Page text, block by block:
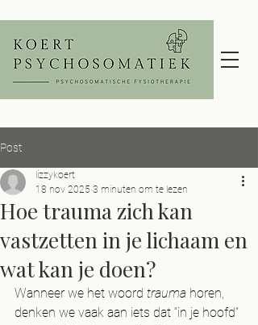
Post
Hoe trauma zich kan
vastzetten in je lichaam en
wat kan je doen?
lizzykoert
18 nov 2025 3 minuten om te lezen
Wanneer we het woord trauma horen,
denken we vaak aan iets dat “in je hoofd”